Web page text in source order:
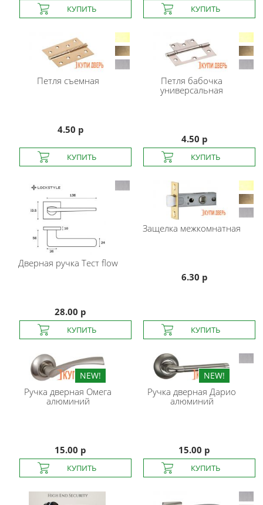
Петля съемная
4.50 р
Петля бабочка
универсальная
4.50 р
Дверная ручка Тест flow
28.00 р
Защелка межкомнатная
6.30 р
Ручка дверная Омега
алюминий
15.00 р
Ручка дверная Дарио
алюминий
15.00 р